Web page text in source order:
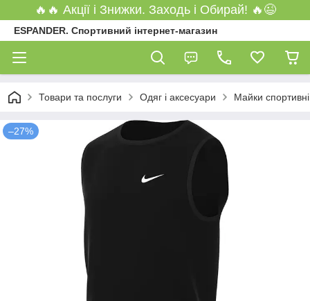
🔥🔥 Акції і Знижки. Заходь і Обирай! 🔥😉
ESPANDER. Спортивний інтернет-магазин
Товари та послуги Одяг і аксесуари Майки спортивні
–27%